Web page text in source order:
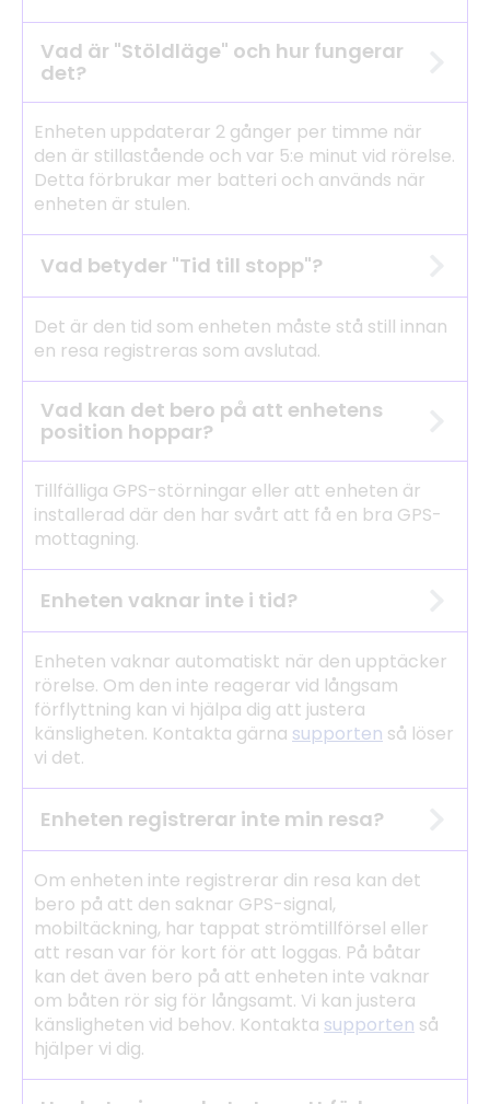
Vad är "Stöldläge" och hur fungerar
det?
Enheten uppdaterar 2 gånger per timme när
den är stillastående och var 5:e minut vid rörelse.
Detta förbrukar mer batteri och används när
enheten är stulen.
Vad betyder "Tid till stopp"?
Det är den tid som enheten måste stå still innan
en resa registreras som avslutad.
Vad kan det bero på att enhetens
position hoppar?
Tillfälliga GPS-störningar eller att enheten är
installerad där den har svårt att få en bra GPS-
mottagning.
Enheten vaknar inte i tid?
Enheten vaknar automatiskt när den upptäcker
rörelse. Om den inte reagerar vid långsam
förflyttning kan vi hjälpa dig att justera
känsligheten. Kontakta gärna supporten så löser
vi det.
Enheten registrerar inte min resa?
Om enheten inte registrerar din resa kan det
bero på att den saknar GPS-signal,
mobiltäckning, har tappat strömtillförsel eller
att resan var för kort för att loggas. På båtar
kan det även bero på att enheten inte vaknar
om båten rör sig för långsamt. Vi kan justera
känsligheten vid behov. Kontakta supporten så
hjälper vi dig.